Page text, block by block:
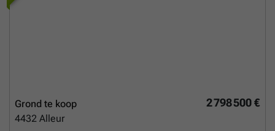
2 798 500 €
Grond te koop
4432 Alleur